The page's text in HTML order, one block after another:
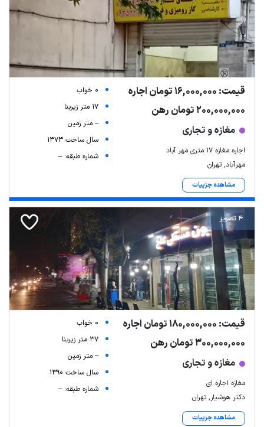
قیمت: 16,000,000 تومان اجاره
200,000,000 تومان رهن
مغازه و تجاری
اجاره مغازه ۱۷ متری مهر آباد
مهرآباد, تهران
مشاهده جزییات
0 خواب
17 متر زیربنا
-- متر زمین
سال ساخت 1373
شماره طبقه: --
4 تصویر
قیمت: 180,000,000 تومان اجاره
300,000,000 تومان رهن
مغازه و تجاری
مغازه اجاره ای
دکتر هوشیار, تهران
مشاهده جزییات
0 خواب
37 متر زیربنا
-- متر زمین
سال ساخت 1390
شماره طبقه: --